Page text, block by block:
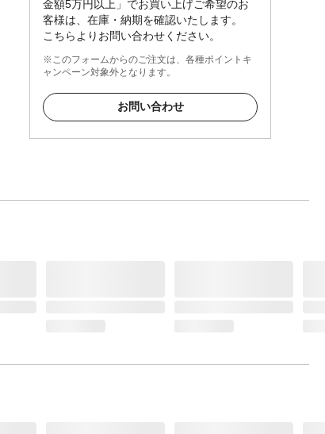
金額5万円以上」でお買い上げご希望のお
客様は、在庫・納期を確認いたします。
こちらよりお問い合わせください。
※このフォームからのご注文は、各種ポイントキ
ャンペーン対象外となります。
お問い合わせ